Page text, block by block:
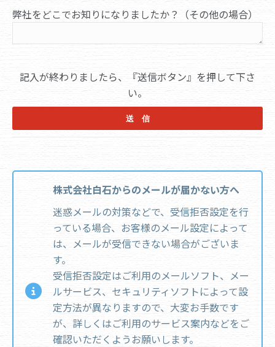
弊社をどこでお知りになりましたか？（その他の場合）
記入が終わりましたら、『送信ボタン』を押して下さ
い。
株式会社白石からのメールが届かない方へ
迷惑メールの対策などで、受信拒否設定を行
っている場合、お客様のメール設定によって
は、メールが受信できない場合がございま
す。
受信拒否設定はご利用のメールソフト、メー
ルサービス、セキュリティソフトによって設
定方法が異なりますので、大変お手数です
が、詳しくはご利用のサービス案内などをご
確認いただくようお願いします。